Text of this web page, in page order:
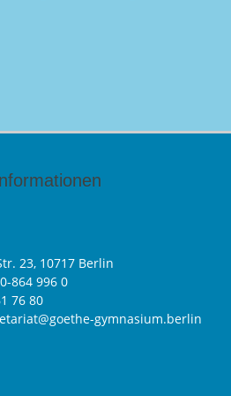
23, 10717 Berlin
864 996 0
76 80
gymnasium.berlin